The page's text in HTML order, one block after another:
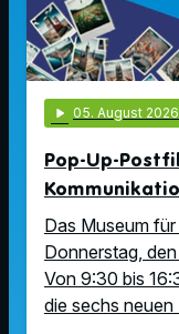
play_arrow 05. August
Pop-Up-
Das Museum
Donnerstag,
Von 9:30 bis
die sechs